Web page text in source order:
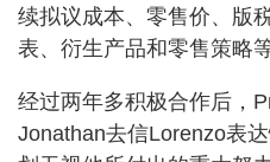
续拟议成本、零售价、版
表、衍生产品和零售策略等
经过两年多积极合作后，
Jonathan去信Lorenzo表